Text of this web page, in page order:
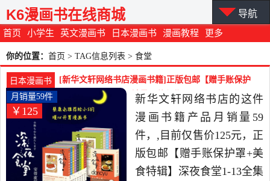
首页 小学生 英文漫画书 日本漫画书 漫画教程 更多
K6漫画书在线商城 导航
你的位置： 首页 > TAG信息列表 > 食堂
日本漫画书
[新华文轩网络书店漫画书籍]正版包邮【赠手账保护
罩+美食特辑】深月销量59件仅售125元
￥125
月销量59件
新华文轩网络书店的这件
漫画书籍产品月销量59
件，,目前仅售价125元，正
版包邮【赠手账保护罩+美
食特辑】深夜食堂1-13全集